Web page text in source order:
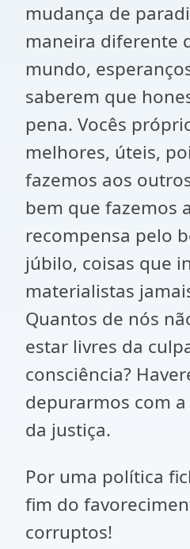
mudança de
maneira diferente
mundo,
saberem que
pena. Vocês
melhores, úteis,
fazemos aos
bem que fazemos
recompensa pelo
júbilo, coisas que
materialistas
Quantos de nós
estar livres da
consciência?
depurarmos com
da justiça.
Por uma política
fim do
corruptos!